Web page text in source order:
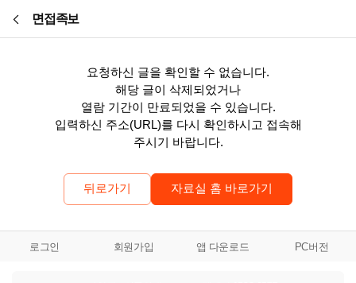
면접족보
요청하신 글을 확인할 수 없습니다.
해당 글이 삭제되었거나
열람 기간이 만료되었을 수 있습니다.
입력하신 주소(URL)를 다시 확인하시고 접속해
주시기 바랍니다.
뒤로가기 자료실 홈 바로가기
로그인 회원가입 앱 다운로드 PC버전